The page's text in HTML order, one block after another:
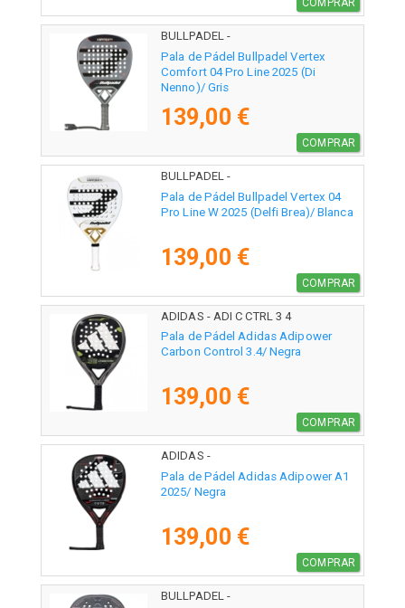
COMPRAR
BULLPADEL -
Pala de Pádel Bullpadel Vertex
Comfort 04 Pro Line 2025 (Di
Nenno)/ Gris
139,00 €
COMPRAR
BULLPADEL -
Pala de Pádel Bullpadel Vertex 04
Pro Line W 2025 (Delfi Brea)/ Blanca
139,00 €
COMPRAR
ADIDAS - ADI C CTRL 3 4
Pala de Pádel Adidas Adipower
Carbon Control 3.4/ Negra
139,00 €
COMPRAR
ADIDAS -
Pala de Pádel Adidas Adipower A1
2025/ Negra
139,00 €
COMPRAR
BULLPADEL -